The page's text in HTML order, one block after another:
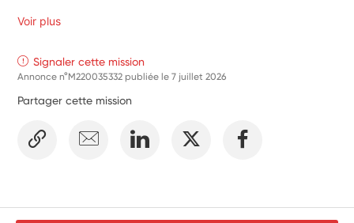
Voir plus
Signaler cette mission
Annonce n°M220035332 publiée le7 juillet 2026
Partager cette mission